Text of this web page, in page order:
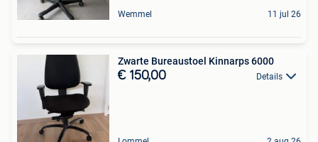
Wemmel 11 jul 26
Zwarte Bureaustoel Kinnarps 6000
€ 150,00 Details